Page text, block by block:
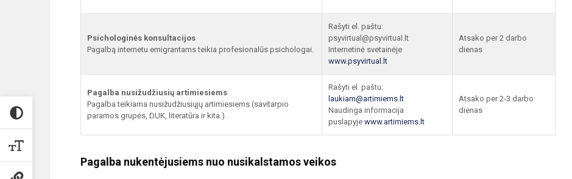
Psichologinės konsultacijos
Pagalbą internetu emigrantams teikia profesionalūs psichologai.
Rašyti el. paštu:
psyvirtual@psyvirtual.lt
Internetinė svetainėje
www.psyvirtual.lt
Atsako per 2 darbo
dienas
Pagalba nusižudžiusių artimiesiems
Pagalba teikiama nusižudžiusiųjų artimiesiems (savitarpio
paramos grupės, DUK, literatūra ir kita.).
Rašyti el. paštu:
laukiam@artimiems.lt
Naudinga informacija
puslapyje www.artimiems.lt
Atsako per 2-3 darbo
dienas
Pagalba nukentėjusiems nuo nusikalstamos veikos